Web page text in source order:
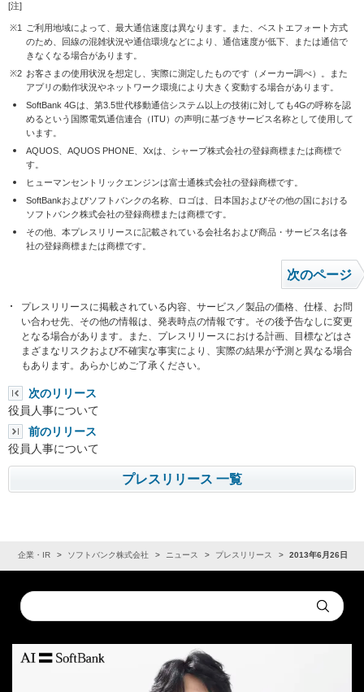
[注]
※1
ご利用地域によって、最大通信速度は異なります。また、ベストエフォート方式
のため、回線の混雑状況や通信環境などにより、通信速度が低下、または通信で
きなくなる場合があります。
※2 お客さまの使用状況を想定し、実際に測定したものです（メーカー調べ）。また
アプリの動作状況やネットワーク環境により大きく変動する場合があります。
SoftBank 4Gは、第3.5世代移動通信システム以上の技術に対しても4Gの呼称を認
めるという国際電気通信連合（ITU）の声明に基づきサービス名称として使用して
います。
AQUOS、AQUOS PHONE、Xxは、シャープ株式会社の登録商標または商標で
す。
ヒューマンセントリックエンジンは富士通株式会社の登録商標です。
SoftBankおよびソフトバンクの名称、ロゴは、日本国およびその他の国における
ソフトバンク株式会社の登録商標または商標です。
その他、本プレスリリースに記載されている会社名および商品・サービス名は各
社の登録商標または商標です。
次のページ
プレスリリースに掲載されている内容、サービス／製品の価格、仕様、お問
い合わせ先、その他の情報は、発表時点の情報です。その後予告なしに変更
となる場合があります。また、プレスリリースにおける計画、目標などはさ
まざまなリスクおよび不確実な事実により、実際の結果が予測と異なる場合
もあります。あらかじめご了承ください。
次のリリース
役員人事について
前のリリース
役員人事について
プレスリリース 一覧
企業・IR ソフトバンク株式会社 ニュース プレスリリース 2013年6月26日
Conduct
a
Submit